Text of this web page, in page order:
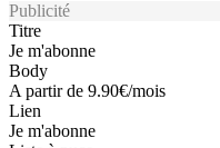
Publicité
Titre
Je m'abonne
Body
A partir de 9.90€/mois
Lien
Je m'abonne